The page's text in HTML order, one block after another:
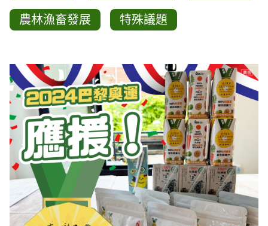
農林漁畜發展 特殊議題
圖卡列表